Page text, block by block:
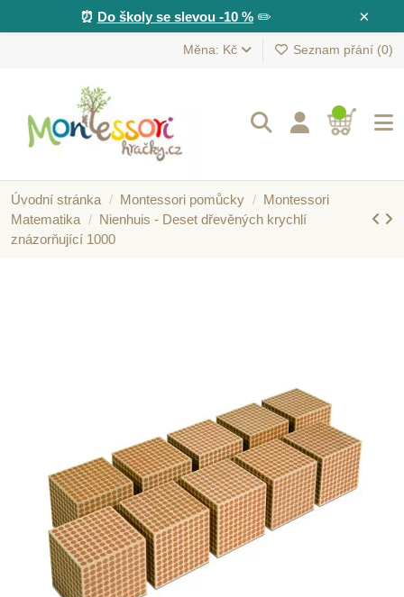
×
⏰ Do školy se slevou -10 %✏️
Měna: Kč Seznam přání (0)
Úvodní stránka Montessori pomůcky
Montessori
Matematika
Nienhuis - Deset dřevěných krychlí
znázorňující 1000